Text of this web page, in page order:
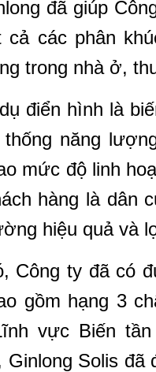
đã giúp
cả các phân
trong nhà ở,
điển hình là
thống năng
mức độ linh
hàng là dân
hiệu quả và
Công ty đã có
gồm hạng 3
vực Biến
Ginlong Solis đã